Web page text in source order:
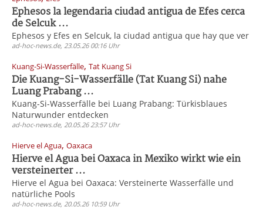
Ephesos la legendaria ciudad antigua de Efes cerca
de Selcuk ...
Ephesos y Efes en Selcuk, la ciudad antigua que hay que ver
ad-hoc-news.de, 23.05.26 00:16 Uhr
Kuang-Si-Wasserfälle, Tat Kuang Si
Die Kuang-Si-Wasserfälle (Tat Kuang Si) nahe
Luang Prabang ...
Kuang-Si-Wasserfälle bei Luang Prabang: Türkisblaues
Naturwunder entdecken
ad-hoc-news.de, 20.05.26 23:57 Uhr
Hierve el Agua, Oaxaca
Hierve el Agua bei Oaxaca in Mexiko wirkt wie ein
versteinerter ...
Hierve el Agua bei Oaxaca: Versteinerte Wasserfälle und
natürliche Pools
ad-hoc-news.de, 20.05.26 10:59 Uhr